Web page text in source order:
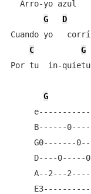
  Arro-yo azul
G
D
Cuando yo
C
G
Por tu  in-
G
B------
G0-------
D----0-----
A--2---